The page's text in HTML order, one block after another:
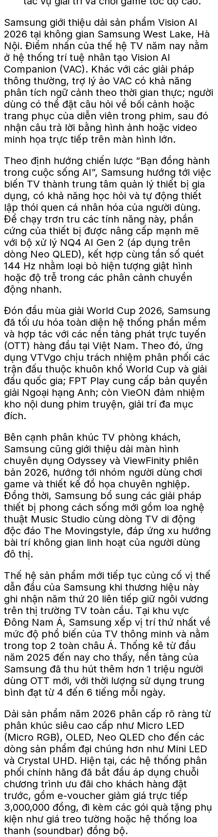
Samsung giới thiệu dải sản phẩm Vision AI
2026 tại không gian Samsung West Lake, Hà
Nội. Điểm nhấn của thế hệ TV năm nay nằm
ở hệ thống trí tuệ nhân tạo Vision AI
Companion (VAC). Khác với các giải pháp
thông thường, trợ lý ảo VAC có khả năng
phân tích ngữ cảnh theo thời gian thực; người
dùng có thể đặt câu hỏi về bối cảnh hoặc
trang phục của diễn viên trong phim, sau đó
nhận câu trả lời bằng hình ảnh hoặc video
minh họa trực tiếp trên màn hình lớn.
Theo định hướng chiến lược “Bạn đồng hành
trong cuộc sống AI”, Samsung hướng tới việc
biến TV thành trung tâm quản lý thiết bị gia
dụng, có khả năng học hỏi và tự động thiết
lập thói quen cá nhân hóa của người dùng.
Để chạy trơn tru các tính năng này, phần
cứng của thiết bị được nâng cấp mạnh mẽ
với bộ xử lý NQ4 AI Gen 2 (áp dụng trên
dòng Neo QLED), kết hợp cùng tần số quét
144 Hz nhằm loại bỏ hiện tượng giật hình
hoặc độ trễ trong các phân cảnh chuyển
động nhanh.
Đón đầu mùa giải World Cup 2026, Samsung
đã tối ưu hóa toàn diện hệ thống phần mềm
và hợp tác với các nền tảng phát trực tuyến
(OTT) hàng đầu tại Việt Nam. Theo đó, ứng
dụng VTVgo chịu trách nhiệm phân phối các
trận đấu thuộc khuôn khổ World Cup và giải
đấu quốc gia; FPT Play cung cấp bản quyền
giải Ngoại hạng Anh; còn VieON đảm nhiệm
kho nội dung phim truyện, giải trí đa mục
đích.
Bên cạnh phân khúc TV phòng khách,
Samsung cũng giới thiệu dải màn hình
chuyên dụng Odyssey và ViewFinity phiên
bản 2026, hướng tới nhóm người dùng chơi
game và thiết kế đồ họa chuyên nghiệp.
Đồng thời, Samsung bổ sung các giải pháp
thiết bị phong cách sống mới gồm loa nghệ
thuật Music Studio cùng dòng TV di động
độc đáo The Movingstyle, đáp ứng xu hướng
bài trí không gian linh hoạt của người dùng
đô thị.
Thế hệ sản phẩm mới tiếp tục củng cố vị thế
dẫn đầu của Samsung khi thương hiệu này
ghi nhận năm thứ 20 liên tiếp giữ ngôi vương
trên thị trường TV toàn cầu. Tại khu vực
Đông Nam Á, Samsung xếp vị trí thứ nhất về
mức độ phổ biến của TV thông minh và nằm
trong top 2 toàn châu Á. Thống kê từ đầu
năm 2025 đến nay cho thấy, nền tảng của
Samsung đã thu hút thêm hơn 1 triệu người
dùng OTT mới, với thời lượng sử dụng trung
bình đạt từ 4 đến 6 tiếng mỗi ngày.
Dải sản phẩm năm 2026 phân cấp rõ ràng từ
phân khúc siêu cao cấp như Micro LED
(Micro RGB), OLED, Neo QLED cho đến các
dòng sản phẩm đại chúng hơn như Mini LED
và Crystal UHD. Hiện tại, các hệ thống phân
phối chính hãng đã bắt đầu áp dụng chuỗi
chương trình ưu đãi cho khách hàng đặt
trước, gồm e-voucher giảm giá trực tiếp
3,000,000 đồng, đi kèm các gói quà tặng phụ
kiện như giá treo tường hoặc hệ thống loa
thanh (soundbar) đồng bộ.